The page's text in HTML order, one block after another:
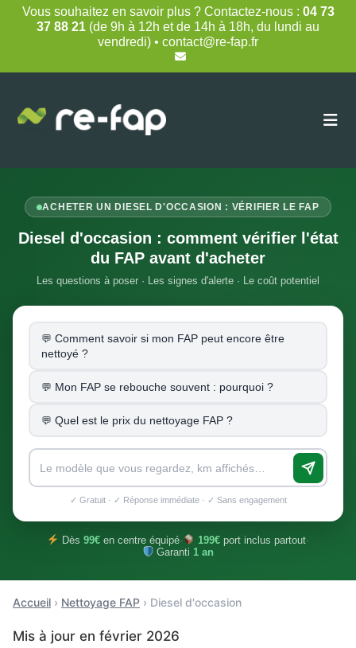
Vous souhaitez en savoir plus ? Contactez-nous : 04 73
37 88 21 (de 9h à 12h et de 14h à 18h, du lundi au
vendredi) • contact@re-fap.fr
ACHETER UN DIESEL D'OCCASION : VÉRIFIER LE FAP
Diesel d'occasion : comment vérifier l'état
du FAP avant d'acheter
Les questions à poser · Les signes d'alerte · Le coût potentiel
Comment savoir si mon FAP peut encore être
nettoyé ?
Mon FAP se rebouche souvent : pourquoi ?
Quel est le prix du nettoyage FAP ?
✓ Gratuit · ✓ Réponse immédiate · ✓ Sans engagement
Dès 99€ en centre équipé· 199€port inclus partout·
Garanti1 an
Accueil › Nettoyage FAP › Diesel d'occasion
Mis à jour en février 2026